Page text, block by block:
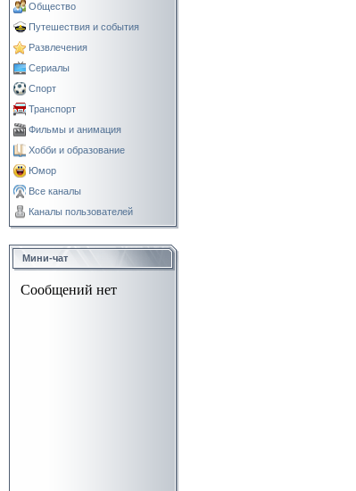
Общество
Путешествия и события
Развлечения
Сериалы
Спорт
Транспорт
Фильмы и анимация
Хобби и образование
Юмор
Все каналы
Каналы пользователей
Мини-чат